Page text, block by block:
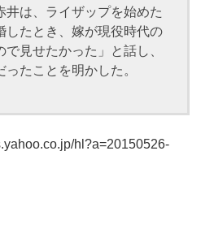
井は、ライザップを始めた
したとき、嫁が現役時代の
見せたかった」と話し、
たことを明かした。
hl?a=20150526-